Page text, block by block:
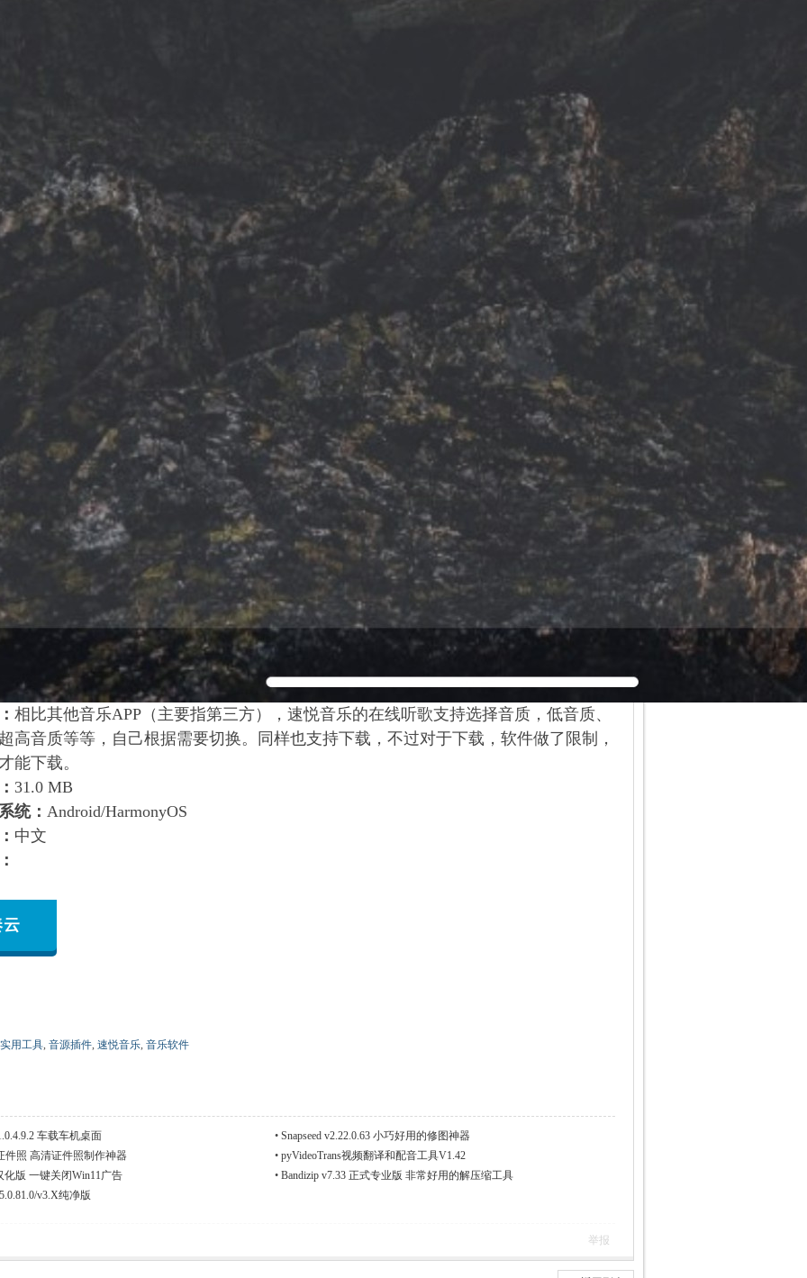
相比其他音乐APP（主要指第三方），速悦音乐的在线听歌支持选择音质，低音质、
高音质等等，自己根据需要切换。同样也支持下载，不过对于下载，软件做了限制，
能下载。
31.0 MB
统： Android/HarmonyOS
中文
实用工具, 音源插件, 速悦音乐, 音乐软件
车载车机桌面 • Snapseed v2.22.0.63 小巧好用的修图神器
件照 高清证件照制作神器
• pyVideoTrans视频翻译和配音工具V1.42
化版 一键关闭Win11广告
• Bandizip v7.33 正式专业版 非常好用的解压缩工具
v3.X纯净版
举报